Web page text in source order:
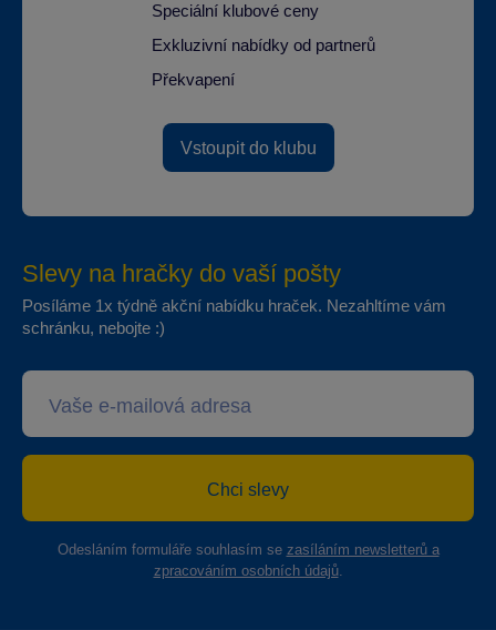
Speciální klubové ceny
Exkluzivní nabídky od partnerů
Překvapení
Vstoupit do klubu
Slevy na hračky do vaší pošty
Posíláme 1x týdně akční nabídku hraček. Nezahltíme vám
schránku, nebojte :)
Chci slevy
Odesláním formuláře souhlasím se zasíláním newsletterů a
zpracováním osobních údajů.